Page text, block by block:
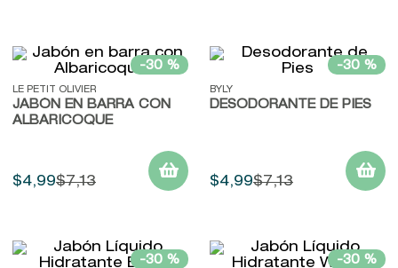
-30 %
LE PETIT OLIVIER
JABÓN EN BARRA CON
ALBARICOQUE
$4,99$7,13
-30 %
BYLY
DESODORANTE DE PIES
$4,99$7,13
-30 % -30 %